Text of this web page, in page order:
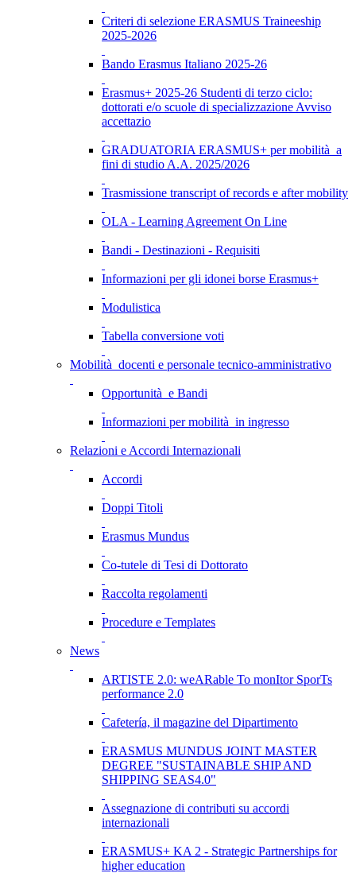
Criteri di selezione ERASMUS Traineeship
2025-2026
Bando Erasmus Italiano 2025-26
Erasmus+ 2025-26 Studenti di terzo ciclo:
dottorati e/o scuole di specializzazione Avviso
accettazio
GRADUATORIA ERASMUS+ per mobilità a
fini di studio A.A. 2025/2026
Trasmissione transcript of records e after mobility
OLA - Learning Agreement On Line
Bandi - Destinazioni - Requisiti
Informazioni per gli idonei borse Erasmus+
Modulistica
Tabella conversione voti
Mobilità docenti e personale tecnico-amministrativo
Opportunità e Bandi
Informazioni per mobilità in ingresso
Relazioni e Accordi Internazionali
Accordi
Doppi Titoli
Erasmus Mundus
Co-tutele di Tesi di Dottorato
Raccolta regolamenti
Procedure e Templates
News
ARTISTE 2.0: weARable To monItor SporTs
performance 2.0
Cafetería, il magazine del Dipartimento
ERASMUS MUNDUS JOINT MASTER
DEGREE "SUSTAINABLE SHIP AND
SHIPPING SEAS4.0"
Assegnazione di contributi su accordi
internazionali
ERASMUS+ KA 2 - Strategic Partnerships for
higher education